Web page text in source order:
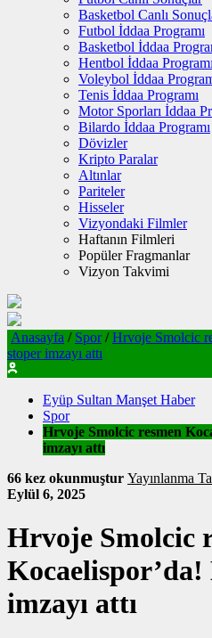
Basketbol Canlı
Futbol İddaa Programı
Basketbol İddaa
Hentbol İddaa Programı
Voleybol İddaa
Tenis İddaa Programı
Motor Sporları İddaa
Bilardo İddaa Programı
Dövizler
Kripto Paralar
Altınlar
Pariteler
Hisseler
Vizyondaki Filmler
Haftanın Filmleri
Popüler Fragmanlar
Vizyon Takvimi
Anasayfa / Spor / Hrvoje Smolcic
stoper imzayı attı
Eyüp Sultan Manşet Haber
Spor
Hrvoje Smolcic resmen
imzayı attı
66 kez okunmuştur
Eylül 6, 2025
Hrvoje Smolcic
imzayı attı